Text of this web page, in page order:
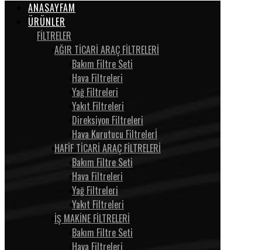
ANASAYFAM
ÜRÜNLER
FİLTRELER
AĞIR TİCARİ ARAÇ FİLTRELERİ
Bakım Filtre Seti
Hava Filtreleri
Yağ Filtreleri
Yakıt Filtreleri
Direksiyon Filtreleri
Hava Kurutucu Filtrelerİ
HAFİF TİCARİ ARAÇ FİLTRELERİ
Bakım Filtre Seti
Hava Filtreleri
Yağ Filtreleri
Yakıt Filtreleri
İŞ MAKİNE FİLTRELERİ
Bakım Filtre Seti
Hava Filtreleri